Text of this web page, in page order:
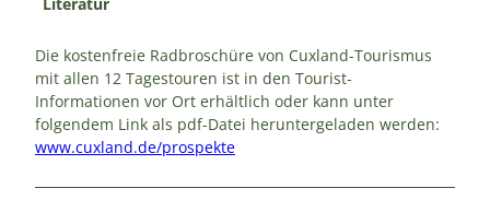
Die kostenfreie Radbroschüre von Cuxland-Tourismus
mit allen 12 Tagestouren ist in den Tourist-
Informationen vor Ort erhältlich oder kann unter
folgendem Link als pdf-Datei heruntergeladen werden:
www.cuxland.de/prospekte